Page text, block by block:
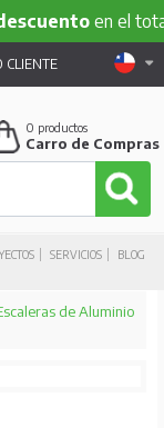
en el total de tu
SERVICIOS
BLOG
CLIENTE
0 productos
Carro de Compras
de Aluminio